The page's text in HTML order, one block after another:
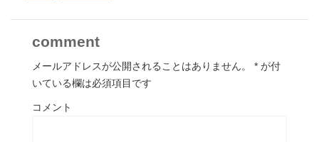
comment
メールアドレスが公開されることはありません。 * が付
いている欄は必須項目です
コメント